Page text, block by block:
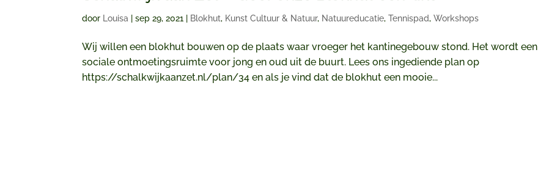
door Louisa |sep 29, 2021 Blokhut, Kunst Cultuur & Natuur, Natuureducatie,Tennispad,Workshops
Wij willen een blokhut bouwen op de plaats waar vroeger het kantinegebouw stond. Het wordt een
sociale ontmoetingsruimte voor jong en oud uit de buurt. Lees ons ingediende plan op
https://schalkwijkaanzet.nl/plan/34 en als je vind dat de blokhut een mooie...